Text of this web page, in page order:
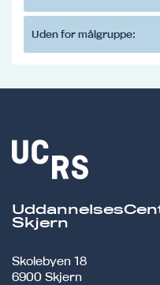
Uden for målgruppe:
Skjern
Skolebyen 18
6900 Skjern